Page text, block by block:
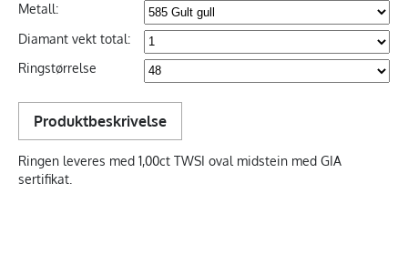
Metall:
Diamant vekt total:
Ringstørrelse
Produktbeskrivelse
Ringen leveres med 1,00ct TWSI oval midstein med GIA
sertifikat.